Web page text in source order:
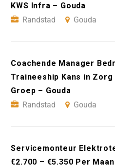
KWS Infra – Gouda
Randstad
Gouda
Coachende Manager
Traineeship Kans in Zorg
Groep – Gouda
Randstad
Gouda
Servicemonteur
€2.700 – €5.350 Per